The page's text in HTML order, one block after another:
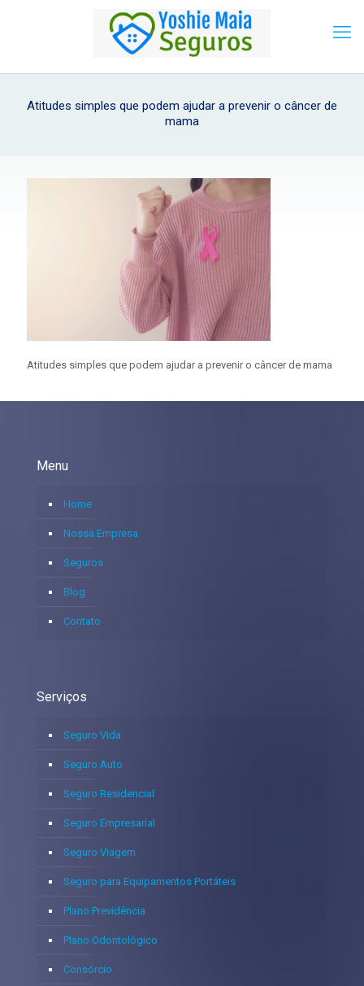
Atitudes simples que podem ajudar a prevenir o câncer de
mama
Atitudes simples que podem ajudar a prevenir o câncer de mama
Menu
Home
Nossa Empresa
Seguros
Blog
Contato
Serviços
Seguro Vida
Seguro Auto
Seguro Residencial
Seguro Empresarial
Seguro Viagem
Seguro para Equipamentos Portáteis
Plano Previdência
Plano Odontológico
Consórcio